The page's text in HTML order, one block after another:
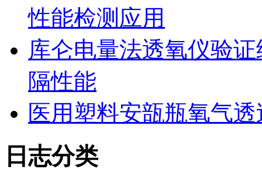
性能检测应用
库仑电量法透氧仪验
隔性能
医用塑料安瓿瓶氧气
日志分类